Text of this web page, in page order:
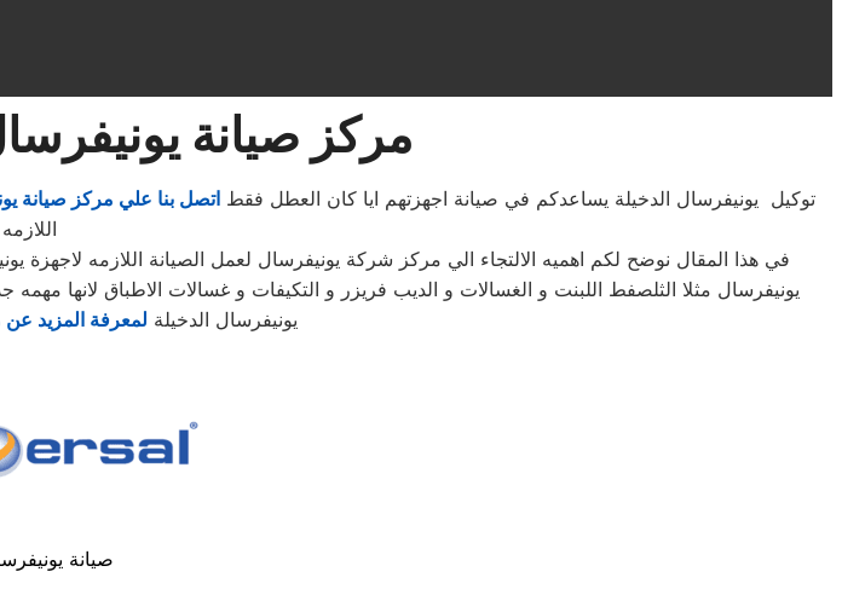
مركز صيانة
توكيل يونيفرسال الدخيلة يساعدكم في صيانة اجهزتهم ايا كان العطل فقطاتصل بنا علي مركز صيانة
اللازمه
في هذا المقال نوضح لكم اهميه الالتجاء الي مركز شركة يونيفرسال لعمل الصيانة اللازمه
يونيفرسال مثلا الثلصفط اللبنت و الغسالات و الديب فريزر و التكيفات و غسالات الاطباق
يونيفرسال الدخيلة لمعرفة المزيد عن
صيانة